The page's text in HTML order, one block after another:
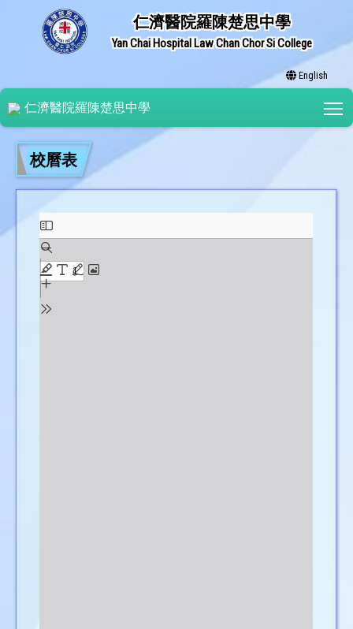
仁濟醫院羅陳楚思中學
Yan Chai Hospital Law Chan Chor Si College
English
仁濟醫院羅陳楚思中學
校曆表